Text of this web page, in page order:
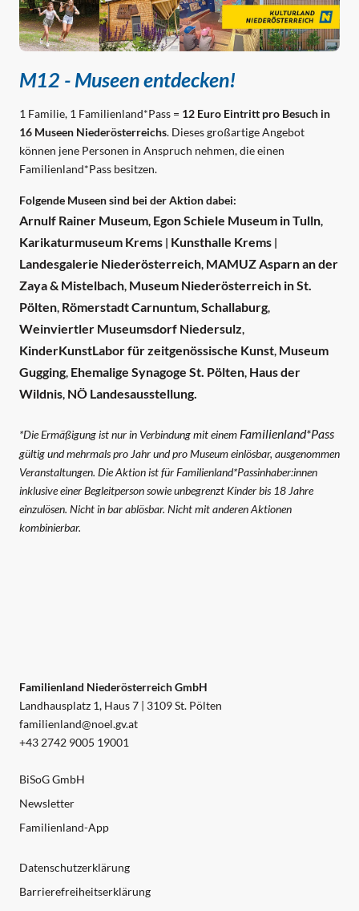
M12 - Museen entdecken!
1 Familie, 1 Familienland*Pass = 12 Euro Eintritt pro Besuch in
16 Museen Niederösterreichs. Dieses großartige Angebot
können jene Personen in Anspruch nehmen, die einen
Familienland*Pass besitzen.
Folgende Museen sind bei der Aktion dabei:
Arnulf Rainer Museum, Egon Schiele Museum in Tulln,
Karikaturmuseum Krems | Kunsthalle Krems |
Landesgalerie Niederösterreich, MAMUZ Asparn an der
Zaya & Mistelbach, Museum Niederösterreich in St.
Pölten, Römerstadt Carnuntum,Schallaburg,
Weinviertler Museumsdorf Niedersulz,
KinderKunstLabor für zeitgenössische Kunst, Museum
Gugging, Ehemalige Synagoge St. Pölten, Haus der
Wildnis, NÖ Landesausstellung.
*Die Ermäßigung ist nur in Verbindung mit einem Familienland*Pass
gültig und mehrmals pro Jahr und pro Museum einlösbar, ausgenommen
Veranstaltungen. Die Aktion ist für Familienland*Passinhaber:innen
inklusive einer Begleitperson sowie unbegrenzt Kinder bis 18 Jahre
einzulösen. Nicht in bar ablösbar. Nicht mit anderen Aktionen
kombinierbar.
Familienland Niederösterreich GmbH
Landhausplatz 1, Haus 7 | 3109 St. Pölten
familienland@noel.gv.at
+43 2742 9005 19001
BiSoG GmbH
Newsletter
Familienland-App
Datenschutzerklärung
Barrierefreiheitserklärung